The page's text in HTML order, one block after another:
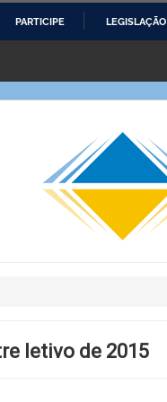
PARTICIPE LEGISLAÇÃO
letivo de 2015